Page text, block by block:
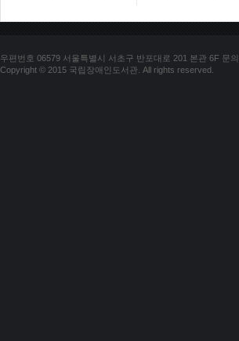
우편번호 06579 서울특별시 서초구 반포대로 201 본관 6F 문
Copyright © 2015 국립장애인도서관. All rights reserved.